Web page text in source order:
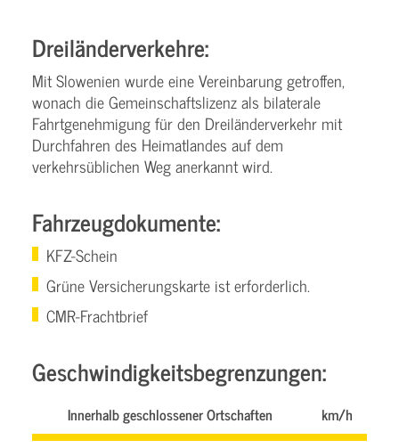
Dreiländerverkehre:
Mit Slowenien wurde eine Vereinbarung getroffen,
wonach die Gemeinschaftslizenz als bilaterale
Fahrtgenehmigung für den Dreiländerverkehr mit
Durchfahren des Heimatlandes auf dem
verkehrsüblichen Weg anerkannt wird.
Fahrzeugdokumente:
KFZ-Schein
Grüne Versicherungskarte ist erforderlich.
CMR-Frachtbrief
Geschwindigkeitsbegrenzungen:
Innerhalb geschlossener Ortschaften
km/h